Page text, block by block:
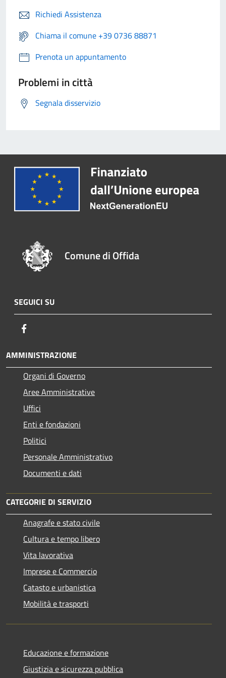
Richiedi Assistenza
Chiama il comune +39 0736 88871
Prenota un appuntamento
Problemi in città
Segnala disservizio
Comune di Offida
SEGUICI SU
AMMINISTRAZIONE
Organi di Governo
Aree Amministrative
Uffici
Enti e fondazioni
Politici
Personale Amministrativo
Documenti e dati
CATEGORIE DI SERVIZIO
Anagrafe e stato civile
Cultura e tempo libero
Vita lavorativa
Imprese e Commercio
Catasto e urbanistica
Mobilità e trasporti
Educazione e formazione
Giustizia e sicurezza pubblica